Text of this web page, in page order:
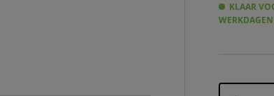
KLAAR
WERKDAGEN
Aantal